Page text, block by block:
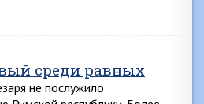
среди равных
не послужило